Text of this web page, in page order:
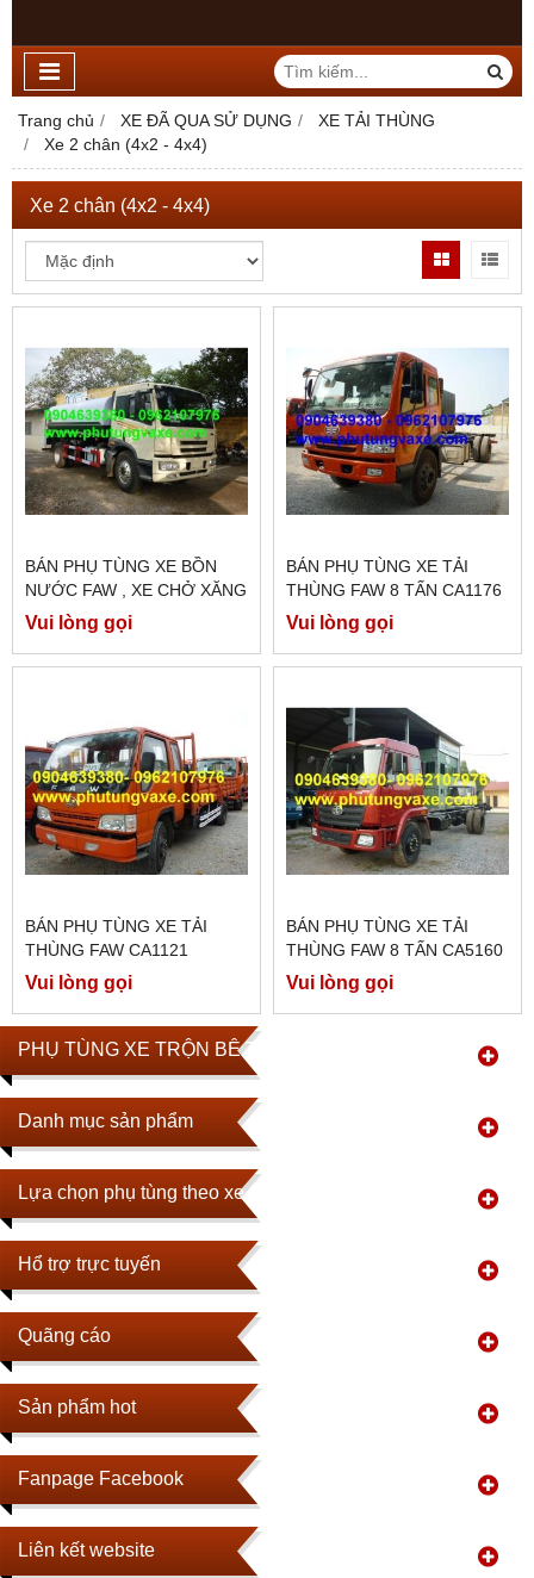
Trang chủ XE ĐÃ QUA SỬ DỤNG
XE TẢI THÙNG
Xe 2 chân (4x2 - 4x4)
PHỤ TÙNG XE TRỘN BÊ TÔNG
Danh mục sản phẩm
Lựa chọn phụ tùng theo xe
Hổ trợ trực tuyến
Quãng cáo
Sản phẩm hot
Fanpage Facebook
Liên kết website
Xe 2 chân (4x2 - 4x4)
BÁN PHỤ TÙNG XE BỒN
NƯỚC FAW , XE CHỞ XĂNG
DẦU CHÍNH HÃNG
Vui lòng gọi
BÁN PHỤ TÙNG XE TẢI
THÙNG FAW 8 TẤN CA1176
CÔNG XUẤT 180 PS
Vui lòng gọi
BÁN PHỤ TÙNG XE TẢI
THÙNG FAW CA1121
Vui lòng gọi
BÁN PHỤ TÙNG XE TẢI
THÙNG FAW 8 TẤN CA5160
CÔNG XUẤT 180 PS
Vui lòng gọi